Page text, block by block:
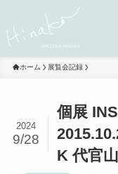
ホーム 展覧会記録
個展
K 代官山
2024
9/28